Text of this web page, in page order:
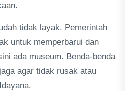
tidak layak. Pemerintah
untuk memperbarui dan
ada museum. Benda-benda
agar tidak rusak atau